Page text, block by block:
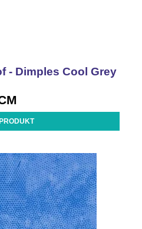
- Dimples Cool Grey